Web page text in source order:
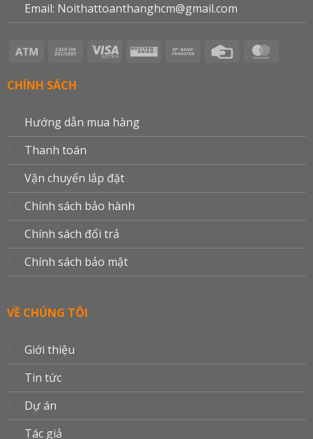
Email: Noithattoanthanghcm@gmail.com
Atm
Cash
Visa
Western
Bank
Credit
CHÍNH SÁCH
Hướng dẫn mua hàng
Thanh toán
Vận chuyển lắp đặt
Chính sách bảo hành
Chính sách đổi trả
Chính sách bảo mật
VỀ CHÚNG TÔI
Giới thiệu
Tin tức
Dự án
Tác giả